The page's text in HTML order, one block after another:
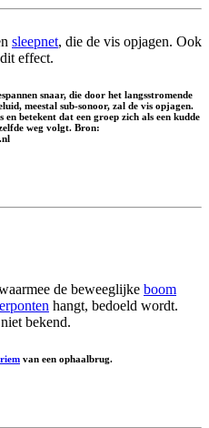
sleepnet, die de vis opjagen. Ook
effect.
snaar, die door het langsstromende
meestal sub-sonoor, zal de vis opjagen.
betekent dat een groep zich als een kudde
weg volgt. Bron:
de beweeglijke boom
hangt, bedoeld wordt.
bekend.
van een ophaalbrug.